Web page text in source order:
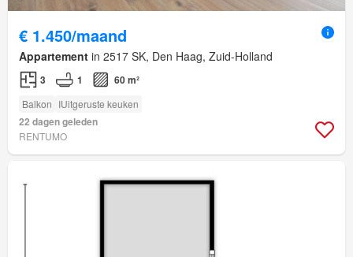
€ 1.450/maand
Appartement in 2517 SK, Den Haag, Zuid-Holland
3 1 60 m²
Balkon IUitgeruste keuken
22 dagen geleden
RENTUMO